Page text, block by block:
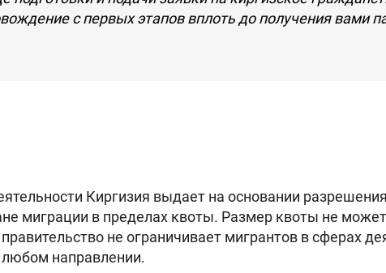
с первых этапов вплоть до получения вами
Киргизия выдает на основании
миграции в пределах квоты. Размер квоты не
не ограничивает мигрантов в сферах
любом направлении.